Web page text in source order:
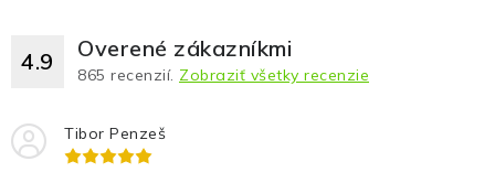
4.9 Overené zákazníkmi
865 recenzií. Zobraziť všetky recenzie
Tibor Penzeš